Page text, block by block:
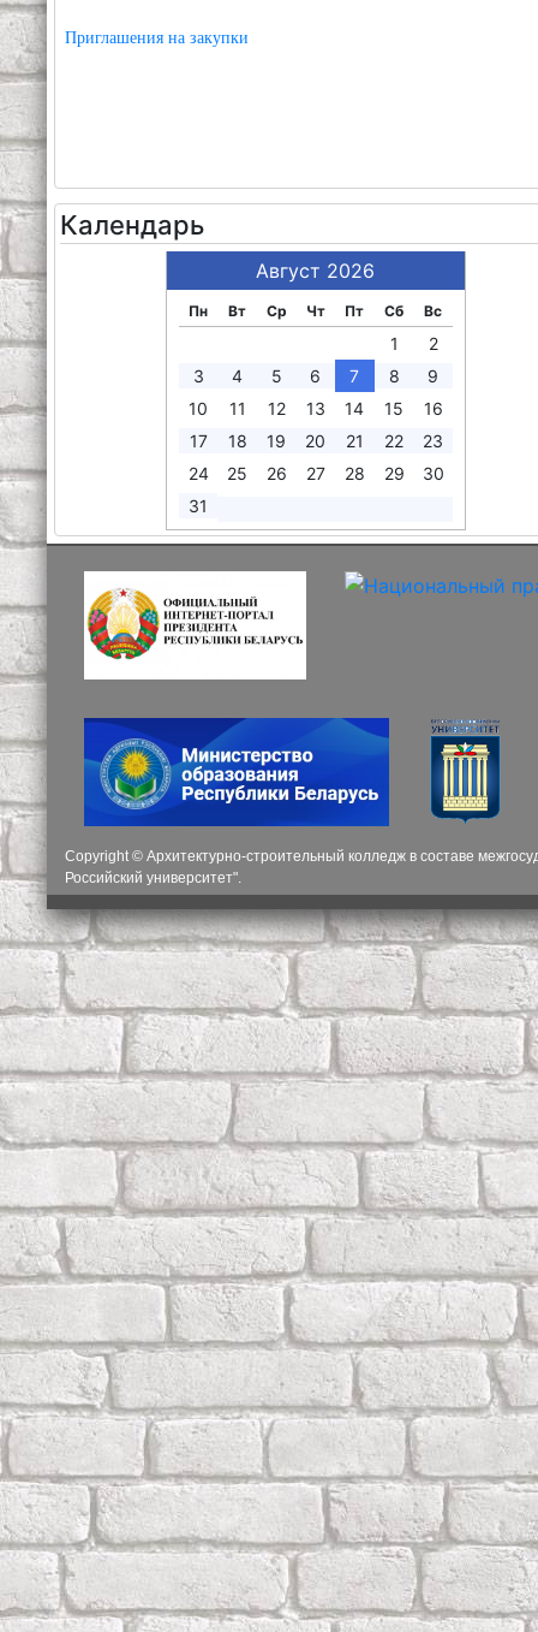
Приглашения на закупки
Календарь
Август 2026
Пн Вт Ср Чт Пт Сб Вс
1
2
3
4 5 6 7 8
9
10
11 12 13 14 15
16
17
18 19 20 21 22
23
24
25 26 27 28 29
30
31
Copyright © Архитектурно-строительный колледж в составе
Российский университет".